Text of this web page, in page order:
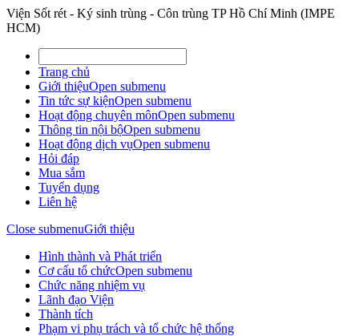
Viện Sốt rét - Ký sinh trùng - Côn trùng TP Hồ Chí Minh (IMPE
HCM)
Trang chủ
Giới thiệuOpen submenu
Tin tức sự kiệnOpen submenu
Hoạt động chuyên mônOpen submenu
Thông tin nội bộOpen submenu
Hoạt động dịch vụOpen submenu
Hỏi đáp
Mua sắm
Tuyển dụng
Liên hệ
Close submenuGiới thiệu
Hình thành và Phát triển
Cơ cấu tổ chứcOpen submenu
Chức năng nhiệm vụ
Lãnh đạo Viện
Thành tích
Phạm vi phụ trách và tổ chức hệ thống